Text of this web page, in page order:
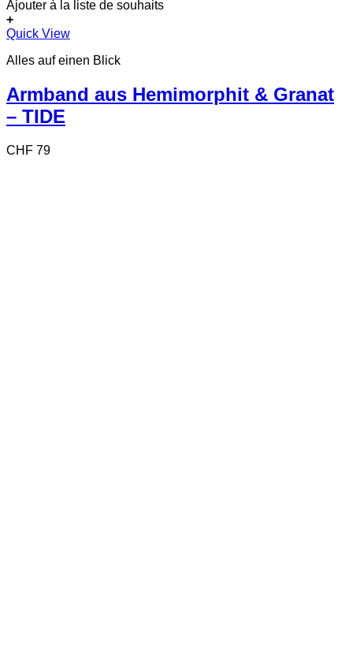
Ajouter à la liste de souhaits
+
Quick View
Alles auf einen Blick
Armband aus Hemimorphit & Granat
– TIDE
CHF 79